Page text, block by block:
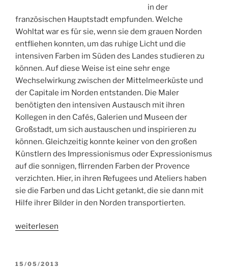
in der
französischen Hauptstadt empfunden. Welche
Wohltat war es für sie, wenn sie dem grauen Norden
entfliehen konnten, um das ruhige Licht und die
intensiven Farben im Süden des Landes studieren zu
können. Auf diese Weise ist eine sehr enge
Wechselwirkung zwischen der Mittelmeerküste und
der Capitale im Norden entstanden. Die Maler
benötigten den intensiven Austausch mit ihren
Kollegen in den Cafés, Galerien und Museen der
Großstadt, um sich austauschen und inspirieren zu
können. Gleichzeitig konnte keiner von den großen
Künstlern des Impressionismus oder Expressionismus
auf die sonnigen, flirrenden Farben der Provence
verzichten. Hier, in ihren Refugees und Ateliers haben
sie die Farben und das Licht getankt, die sie dann mit
Hilfe ihrer Bilder in den Norden transportierten.
„Maler
Provence
weiterlesen
VERÖFFENTLICHT
15/05/2013